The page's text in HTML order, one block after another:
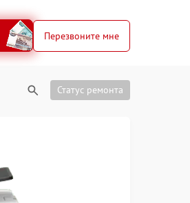
Перезвоните мне
Статус ремонта